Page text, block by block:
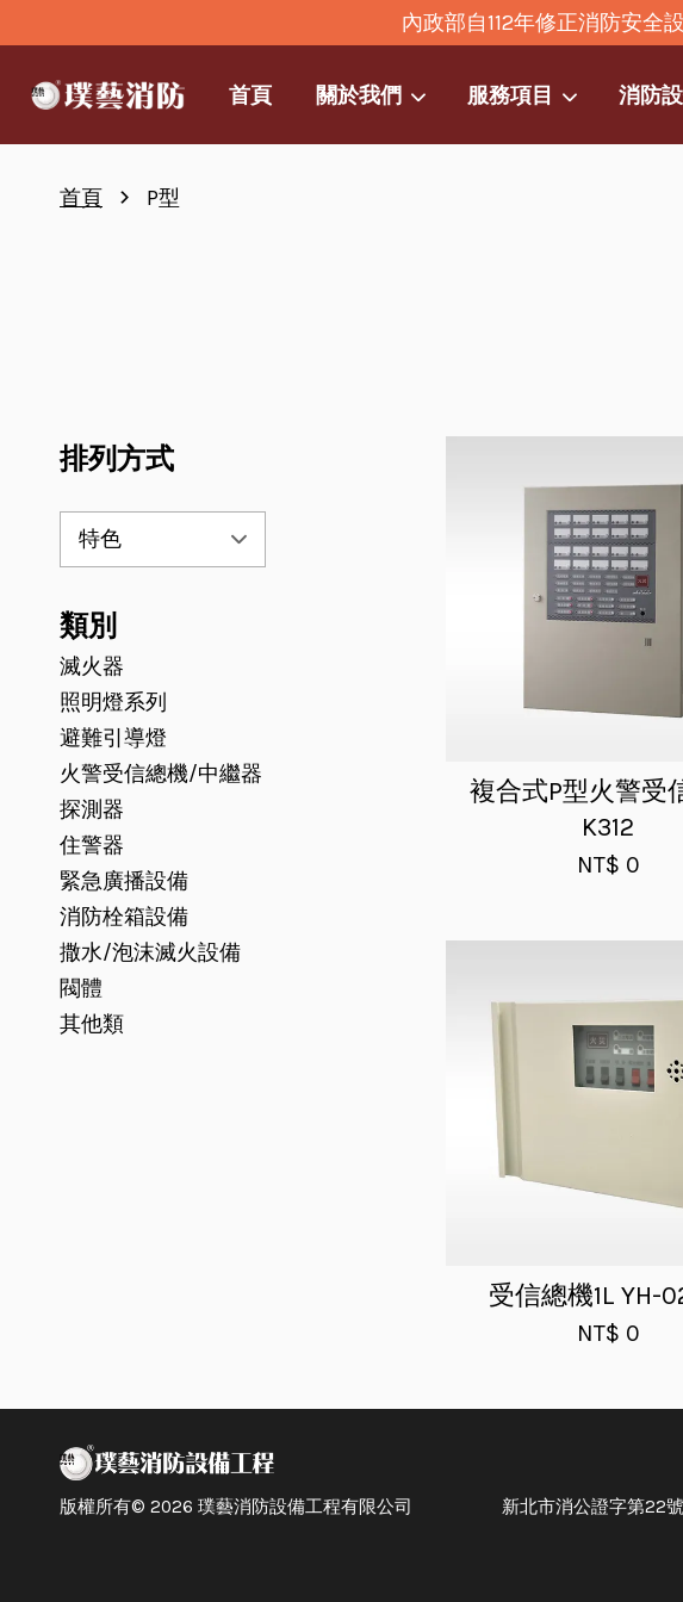
內政部自112年修正消防安全
首頁 關於我們 服務項目 消防
首頁 › P型
排列方式
類別
滅火器
照明燈系列
避難引導燈
火警受信總機/中繼器
探測器
住警器
緊急廣播設備
消防栓箱設備
撒水/泡沫滅火設備
閥體
其他類
複合式P型火警受
K312
NT$ 0
受信總機1L YH-
NT$ 0
版權所有© 2026 璞藝消防設備工程有限公司 新北市消公證字第22號